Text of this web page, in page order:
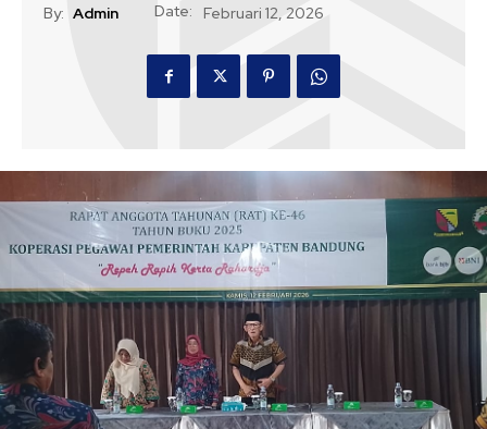
By: Admin Date: Februari 12, 2026